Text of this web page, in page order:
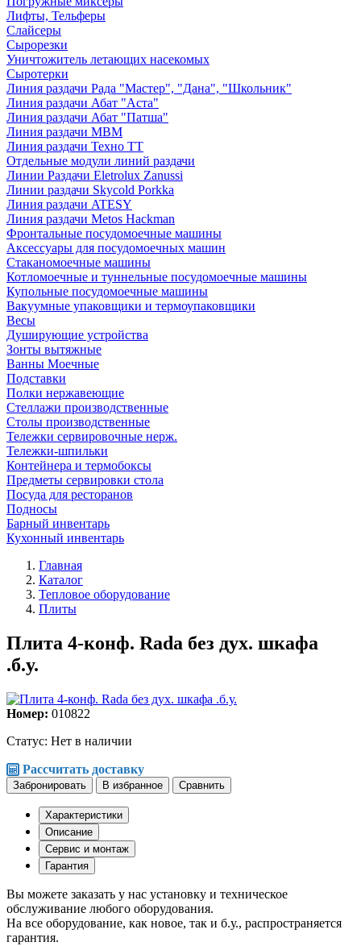
Лифты, Тельферы
Слайсеры
Сырорезки
Уничтожитель летающих насекомых
Сыротерки
Линия раздачи Рада "Мастер", "Дана", "Школьник"
Линия раздачи Абат "Аста"
Линия раздачи Абат "Патша"
Линия раздачи МВМ
Линия раздачи Техно ТТ
Отдельные модули линий раздачи
Линии Раздачи Eletrolux Zanussi
Линии раздачи Skycold Porkka
Линия раздачи ATESY
Линия раздачи Metos Hackman
Фронтальные посудомоечные машины
Аксессуары для посудомоечных машин
Стаканомоечные машины
Котломоечные и туннельные посудомоечные машины
Купольные посудомоечные машины
Вакуумные упаковщики и термоупаковщики
Весы
Душирующие устройства
Зонты вытяжные
Ванны Моечные
Подставки
Полки нержавеющие
Стеллажи производственные
Столы производственные
Тележки сервировочные нерж.
Тележки-шпильки
Контейнера и термобоксы
Предметы сервировки стола
Посуда для ресторанов
Подносы
Барный инвентарь
Кухонный инвентарь
Главная
Каталог
Тепловое оборудование
Плиты
Плита 4-конф. Rada без дух. шкафа
.б.у.
Номер: 010822
Статус: Нет в наличии
Рассчитать доставку
Забронировать В избранное Сравнить
Характеристики
Описание
Сервис и монтаж
Гарантия
Вы можете заказать у нас установку и техническое
обслуживание любого оборудования.
На все оборудование, как новое, так и б.у., распространяется
гарантия.